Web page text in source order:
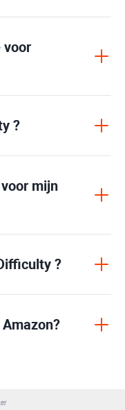
voor
?
mijn
?